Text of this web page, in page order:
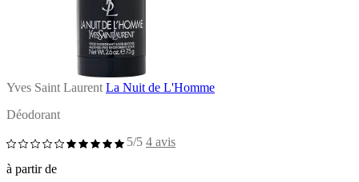
Yves Saint Laurent La Nuit de L'Homme
Déodorant
5/5 4 avis
à partir de